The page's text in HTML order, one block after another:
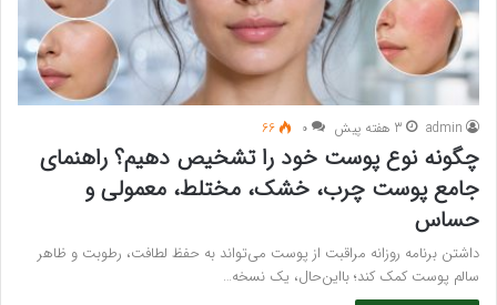
admin 3 هفته پیش ۰ 66
چگونه نوع پوست خود را تشخیص دهیم؟ راهنمای
جامع پوست چرب، خشک، مختلط، معمولی و
حساس
داشتن برنامه روزانه مراقبت از پوست می‌تواند به حفظ لطافت، رطوبت و ظاهر
سالم پوست کمک کند؛ بااین‌حال، یک نسخه…